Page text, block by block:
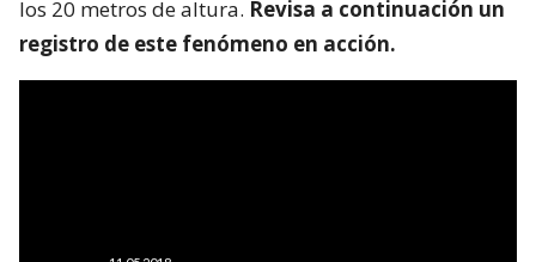
los 20 metros de altura. Revisa a continuación un
registro de este fenómeno en acción.